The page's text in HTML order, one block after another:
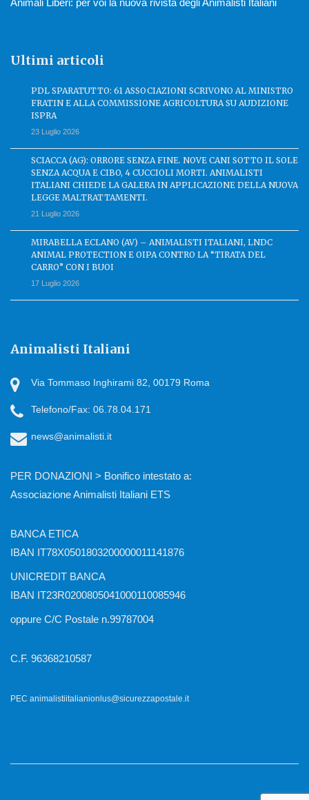
Animali Liberi: per voi la nuova rivista degli Animalisti Italiani
Ultimi articoli
PDL SPARATUTTO: 61 ASSOCIAZIONI SCRIVONO AL MINISTRO
FRATIN E ALLA COMMISSIONE AGRICOLTURA SU AUDIZIONE
ISPRA
23 Luglio 2026
SCIACCA (AG): ORRORE SENZA FINE. NOVE CANI SOTTO IL SOLE
SENZA ACQUA E CIBO, 4 CUCCIOLI MORTI. ANIMALISTI
ITALIANI CHIEDE LA GALERA IN APPLICAZIONE DELLA NUOVA
LEGGE MALTRATTAMENTI.
21 Luglio 2026
MIRABELLA ECLANO (AV) – ANIMALISTI ITALIANI, LNDC
ANIMAL PROTECTION E OIPA CONTRO LA “TIRATA DEL
CARRO” CON I BUOI
17 Luglio 2026
Animalisti Italiani
Via Tommaso Inghirami 82, 00179 Roma
Telefono/Fax: 06.78.04.171
news@animalisti.it
PER DONAZIONI > Bonifico intestato a:
Associazione Animalisti Italiani ETS
BANCA ETICA
IBAN IT78X0501803200000011141876
UNICREDIT BANCA
IBAN IT23R0200805041000110085946
oppure C/C Postale n.99787004
C.F. 96368210587
PEC animalistiitalianionlus@sicurezzapostale.it